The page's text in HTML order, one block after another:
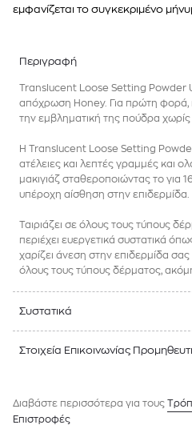
εμφανίζεται το συγκεκριμένο
Περιγραφή
Translucent Loose Setting Powder
απόχρωση Honey. Για πρώτη φορά,
την εμβληματική της πούδρα χωρίς
H Translucent Loose Setting Powder
ατέλειες και λεπτές γραμμές και
μακιγιάζ σταθεροποιώντας το για
υπέροχη αίσθηση στην επιδερμίδα.
Ταιριάζει σε όλους τους τύπους
περιέχει ευεργετικά συστατικά
χαρίζει άνεση στην επιδερμίδα
όλους τους τύπους δέρματος,
Συστατικά
Στοιχεία Επικοινωνίας
Διαβάστε περισσότερα για τους
Επιστροφές